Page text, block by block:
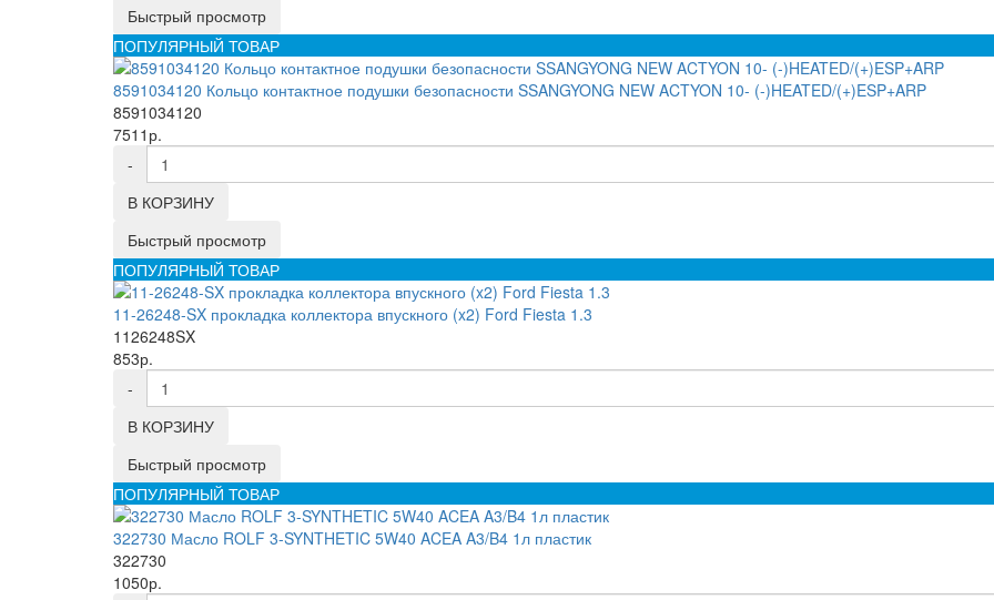
Быстрый просмотр
ПОПУЛЯРНЫЙ ТОВАР
8591034120 Кольцо контактное подушки безопасности SSANGYONG NEW ACTYON 10- (-)HEATED/(+)ESP+ARP
8591034120
7511р.
-
В КОРЗИНУ
Быстрый просмотр
ПОПУЛЯРНЫЙ ТОВАР
11-26248-SX прокладка коллектора впускного (x2) Ford Fiesta 1.3
1126248SX
853р.
-
В КОРЗИНУ
Быстрый просмотр
ПОПУЛЯРНЫЙ ТОВАР
322730 Масло ROLF 3-SYNTHETIC 5W40 ACEA A3/B4 1л пластик
322730
1050р.